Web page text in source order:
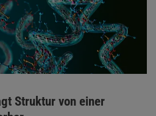
Struktur von einer